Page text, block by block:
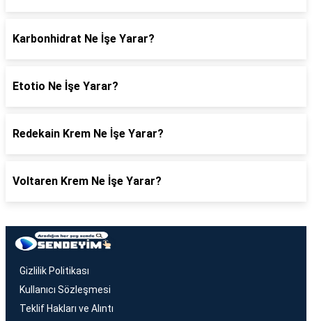
Karbonhidrat Ne İşe Yarar?
Etotio Ne İşe Yarar?
Redekain Krem Ne İşe Yarar?
Voltaren Krem Ne İşe Yarar?
Gizlilik Politikası
Kullanıcı Sözleşmesi
Teklif Hakları ve Alıntı